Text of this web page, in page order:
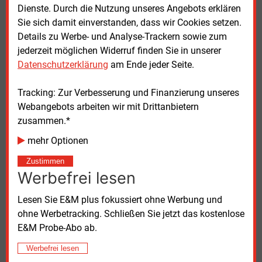
Dienste. Durch die Nutzung unseres Angebots erklären
Sie sich damit einverstanden, dass wir Cookies setzen.
Details zu Werbe- und Analyse-Trackern sowie zum
jederzeit möglichen Widerruf finden Sie in unserer
Datenschutzerklärung am Ende jeder Seite.
Tracking: Zur Verbesserung und Finanzierung unseres
Webangebots arbeiten wir mit Drittanbietern
zusammen.*
mehr Optionen
Zustimmen
Werbefrei lesen
Lesen Sie E&M plus fokussiert ohne Werbung und
ohne Werbetracking. Schließen Sie jetzt das kostenlose
E&M Probe-Abo ab.
Werbefrei lesen
Hahner, in einer Mitteilung zitieren.
Die TMZ ist kein neuer Partner der Osthessen: Im
Bereich der Prüfstellenleistungen habe es bisher
bereits eine gute Zusammenarbeit gegeben, berichten
ausbauen und durch eine Beteiligung an der TMZ auf
ein langfristiges Fundament stellen, so die beiden
Geschäftsführer. Deshalb erwirbt die Osthessen Netz
Zählerwesen GmbH & Co. KG (TMZ KG), die ihrerseits
25,1 Prozent der Geschäftsanteile an der TMZ hält,
von der Thüringer Energie AG (Teag). Über die Höhe
Neben der Osthessen Netz und der Teag gehören der
TMZ KG bis auf Weiteres sieben kommunale
Versorgungsunternehmen an, heißt es weiter. Das